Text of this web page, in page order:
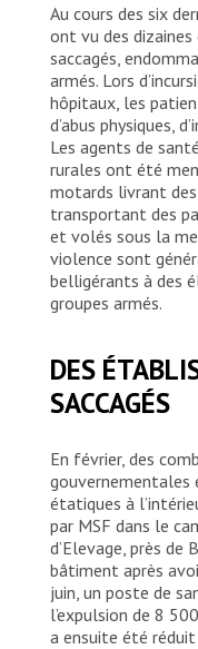
Au cours des six
ont vu des dizaines
saccagés,
armés. Lors
hôpitaux, les
d’abus physiques,
Les agents de
rurales ont été
motards livrant
transportant des
et volés sous la
violence sont
belligérants à des
groupes armés.
DES
SACCAGÉS
En février, des
gouvernementales
étatiques à
par MSF dans le
d’Elevage, près de
bâtiment après
juin, un poste de
l’expulsion de 8
a ensuite été réduit